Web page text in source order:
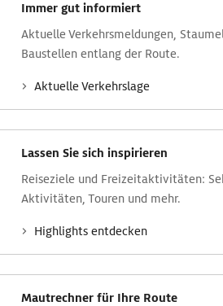
Immer gut informiert
Aktuelle Verkehrs­meldungen,
Baustellen entlang der Route.
Aktuelle Verkehrs­lage
Lassen Sie sich inspirieren
Reise­ziele und Freizeit­aktivitäten:
Aktivitäten, Touren und mehr.
Highlights entdecken
Mautrechner für Ihre Route